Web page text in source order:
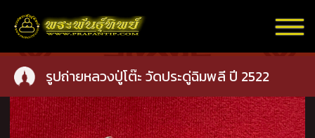
รูปถ่ายหลวงปู่โต๊ะ วัดประดู่ฉิมพลี ปี 2522